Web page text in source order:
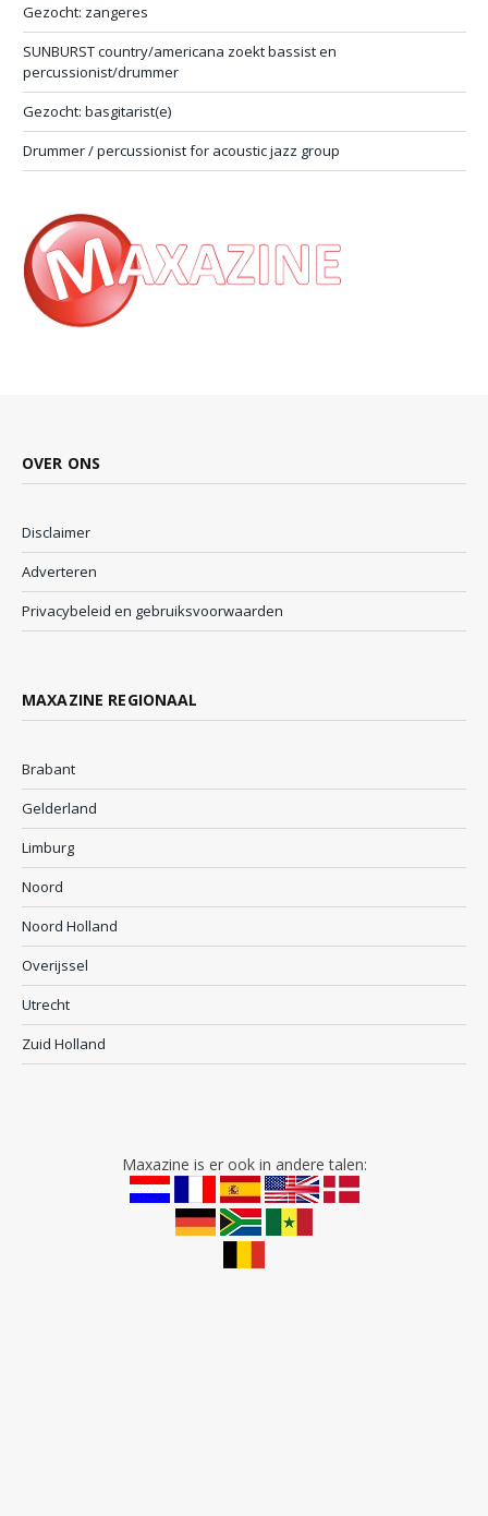
Gezocht: zangeres
SUNBURST country/americana zoekt bassist en
percussionist/drummer
Gezocht: basgitarist(e)
Drummer / percussionist for acoustic jazz group
OVER ONS
Disclaimer
Adverteren
Privacybeleid en gebruiksvoorwaarden
MAXAZINE REGIONAAL
Brabant
Gelderland
Limburg
Noord
Noord Holland
Overijssel
Utrecht
Zuid Holland
Maxazine is er ook in andere talen: